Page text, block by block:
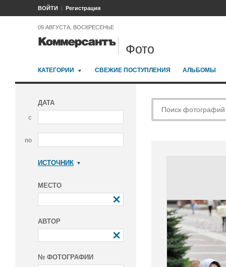
ВОЙТИ Регистрация
09 АВГУСТА, ВОСКРЕСЕНЬЕ
Фото
КАТЕГОРИИ СВЕЖИЕ ПОСТУПЛЕНИЯ АЛЬБОМЫ
ДАТА
с
по
ИСТОЧНИК
МЕСТО
АВТОР
№ ФОТОГРАФИИ